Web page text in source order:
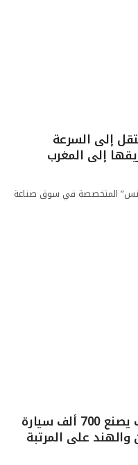
إلى السرعة
في طريقها إلى المغرب
المتخصصة في سوق صناعة
مولاي العلمي متحديا: ” المغرب يصنع 700 ألف سيارة
على المرتبة